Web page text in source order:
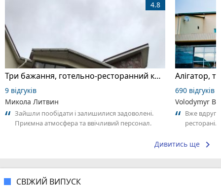
Три бажання, готельно-ресторанний комплекс
4.8
9 відгуків
Микола Литвин
Зайшли пообідати і залишилися задоволені.
Приємна атмосфера та ввічливий персонал.
690 відгуків
Volodymyr
Вже
ресторані.
Дивитись ще keyboard_arrow_right
СВІЖИЙ ВИПУСК